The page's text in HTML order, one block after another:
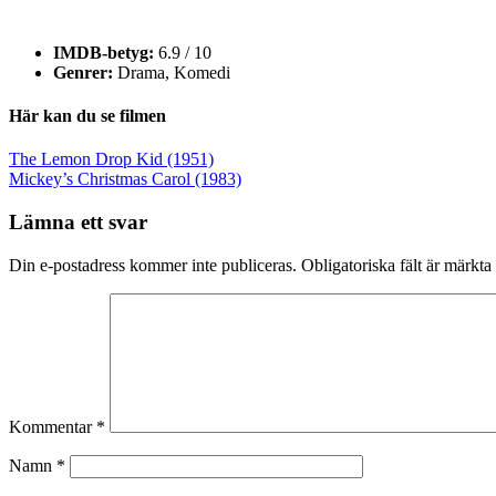
IMDB-betyg: 6.9 / 10
Genrer: Drama, Komedi
Här kan du se filmen
Inläggsnavigering
The Lemon Drop Kid (1951)
Mickey’s Christmas Carol (1983)
Lämna ett svar
Din e-postadress kommer inte publiceras. Obligatoriska fält är märkta
Kommentar *
Namn *